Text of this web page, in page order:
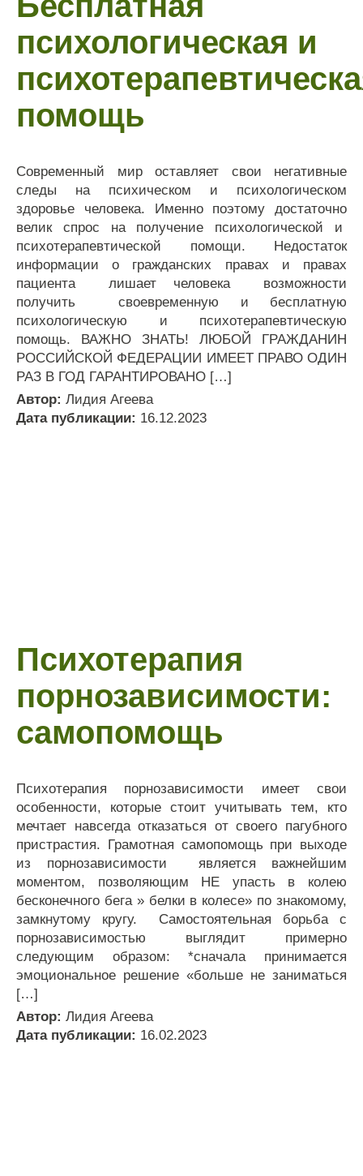
психологическая и
помощь
Современный мир оставляет свои негативные
следы на психическом и психологическом
здоровье человека. Именно поэтому достаточно
велик спрос на получение психологической и
психотерапевтической помощи. Недостаток
информации о гражданских правах и правах
пациента лишает человека возможности
получить своевременную и бесплатную
психологическую и психотерапевтическую
помощь. ВАЖНО ЗНАТЬ! ЛЮБОЙ ГРАЖДАНИН
РОССИЙСКОЙ ФЕДЕРАЦИИ ИМЕЕТ ПРАВО ОДИН
РАЗ В ГОД ГАРАНТИРОВАНО […]
Автор: Лидия Агеева
Дата публикации: 16.12.2023
Психотерапия
порнозависимости:
самопомощь
Психотерапия порнозависимости имеет свои
особенности, которые стоит учитывать тем, кто
мечтает навсегда отказаться от своего пагубного
пристрастия. Грамотная самопомощь при выходе
из порнозависимости является важнейшим
моментом, позволяющим НЕ упасть в колею
бесконечного бега » белки в колесе» по знакомому,
замкнутому кругу. Самостоятельная борьба с
порнозависимостью выглядит примерно
следующим образом: *сначала принимается
эмоциональное решение «больше не заниматься
[…]
Автор: Лидия Агеева
Дата публикации: 16.02.2023